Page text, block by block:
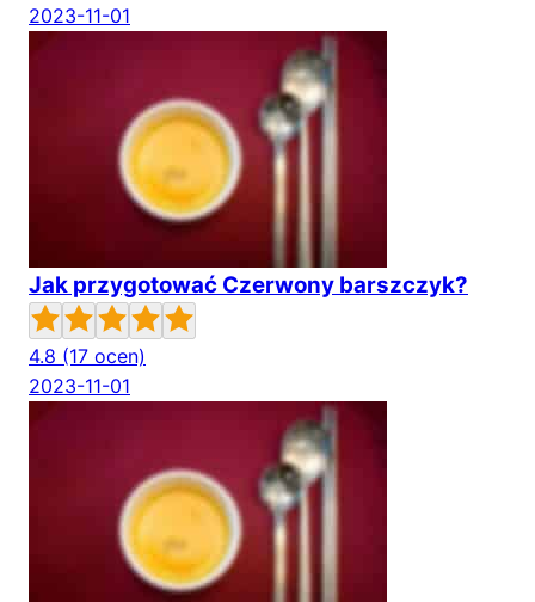
2023-11-01
Jak przygotować Czerwony barszczyk?
4.8 (17 ocen)
2023-11-01